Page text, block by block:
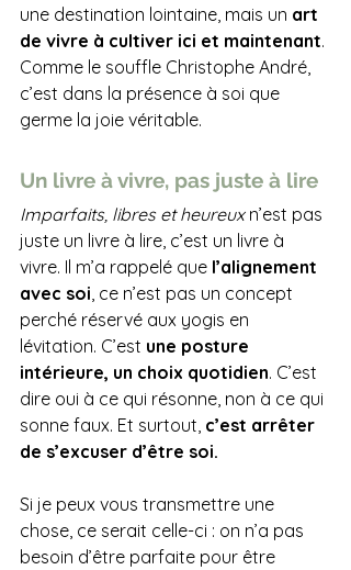
une destination lointaine, mais un art
de vivre à cultiver ici et maintenant.
Comme le souffle Christophe André,
c’est dans la présence à soi que
germe la joie véritable.
Un livre à vivre, pas juste à lire
Imparfaits, libres et heureux n’est pas
juste un livre à lire, c’est un livre à
vivre. Il m’a rappelé que l’alignement
avec soi , ce n’est pas un concept
perché réservé aux yogis en
lévitation. C’est une posture
intérieure, un choix quotidien. C’est
dire oui à ce qui résonne, non à ce qui
sonne faux. Et surtout, c’est arrêter
de s’excuser d’être soi.
Si je peux vous transmettre une
chose, ce serait celle-ci : on n’a pas
besoin d’être parfaite pour être